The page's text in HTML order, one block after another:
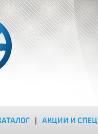
| АКЦИИ И